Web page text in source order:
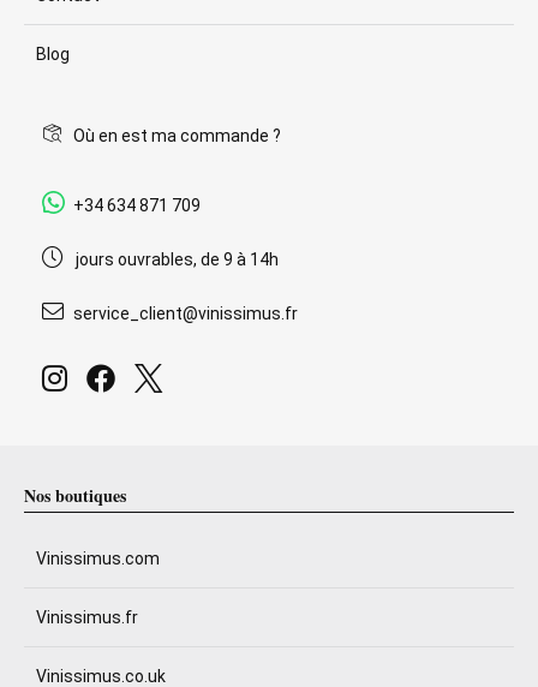
Blog
Où en est ma commande ?
+34 634 871 709
jours ouvrables, de 9 à 14h
service_client@vinissimus.fr
Nos boutiques
Vinissimus.com
Vinissimus.fr
Vinissimus.co.uk